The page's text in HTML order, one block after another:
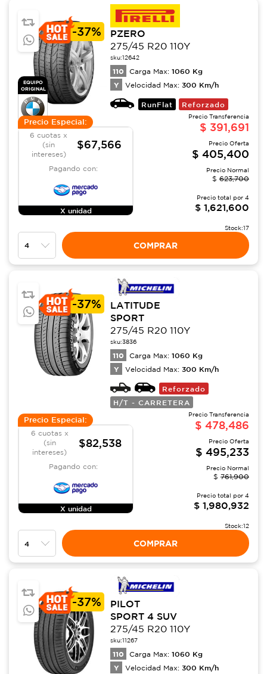
EQUIPO
ORIGINAL
-37%
PZERO
275/45 R20 110Y
sku:12642
110 Carga Max: 1060 Kg
Y Velocidad Max: 300 Km/h
RunFlat Reforzado
Precio Especial:
6 cuotas x
(sin
intereses)
$67,566
Pagando con:
X unidad
Precio Transferencia
$ 391,691
Precio Oferta
$ 405,400
Precio Normal
$ 623,700
Precio total por 4
$ 1,621,600
Stock:17
COMPRAR
-37%
LATITUDE
SPORT
275/45 R20 110Y
sku:3836
110 Carga Max: 1060 Kg
Y Velocidad Max: 300 Km/h
Reforzado
H/T - CARRETERA
Precio Especial:
6 cuotas x
(sin
intereses)
$82,538
Pagando con:
X unidad
Precio Transferencia
$ 478,486
Precio Oferta
$ 495,233
Precio Normal
$ 761,900
Precio total por 4
$ 1,980,932
Stock:12
COMPRAR
-37%
PILOT
SPORT 4 SUV
275/45 R20 110Y
sku:11267
110 Carga Max: 1060 Kg
Y Velocidad Max: 300 Km/h